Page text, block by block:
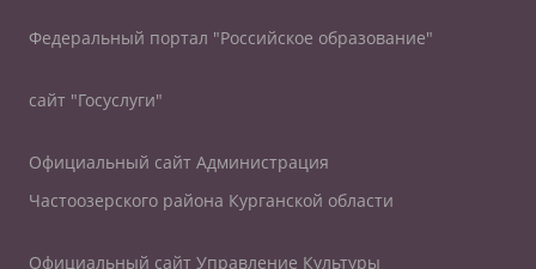
Федеральный портал "Российское образование"
сайт "Госуслуги"
Официальный сайт Администрация
Частоозерского района Курганской области
Официальный сайт Управление Культуры